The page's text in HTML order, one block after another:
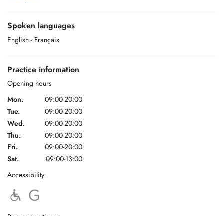
Spoken languages
English - Français
Practice information
Opening hours
Mon.
09:00-20:00
Tue.
09:00-20:00
Wed.
09:00-20:00
Thu.
09:00-20:00
Fri.
09:00-20:00
Sat.
09:00-13:00
Accessibility